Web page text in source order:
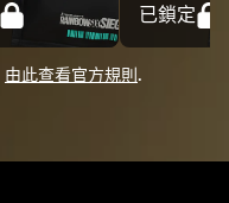
已鎖定
由此查看官方規則 .